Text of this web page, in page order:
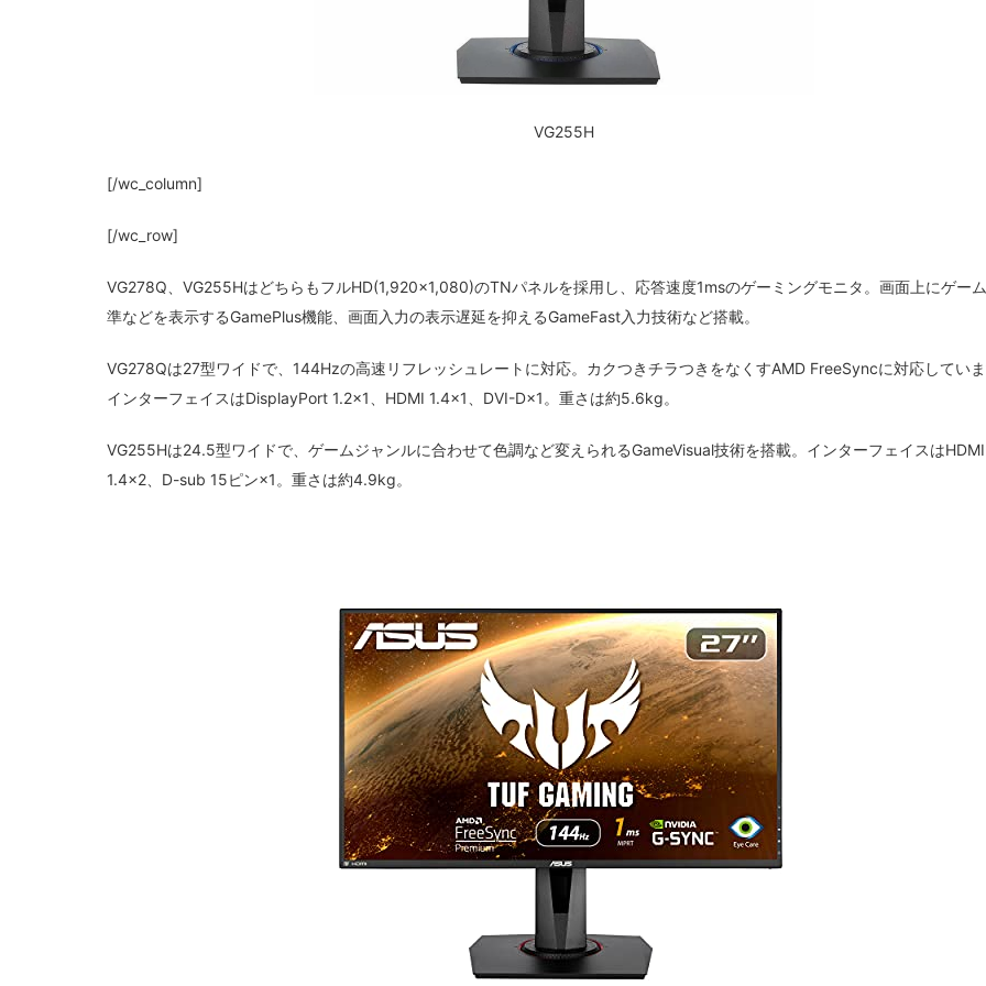
VG255H
[/wc_column]
[/wc_row]
VG278Q、VG255HはどちらもフルHD(1,920×1,080)のTNパネルを採用し、応答速度1msのゲーミングモニタ。画面上にゲー
準などを表示するGamePlus機能、画面入力の表示遅延を抑えるGameFast入力技術など搭載。
VG278Qは27型ワイドで、144Hzの高速リフレッシュレートに対応。カクつきチラつきをなくすAMD FreeSyncに対応していま
インターフェイスはDisplayPort 1.2×1、HDMI 1.4×1、DVI-D×1。重さは約5.6kg。
VG255Hは24.5型ワイドで、ゲームジャンルに合わせて色調など変えられるGameVisual技術を搭載。インターフェイスはHDMI
1.4×2、D-sub 15ピン×1。重さは約4.9kg。